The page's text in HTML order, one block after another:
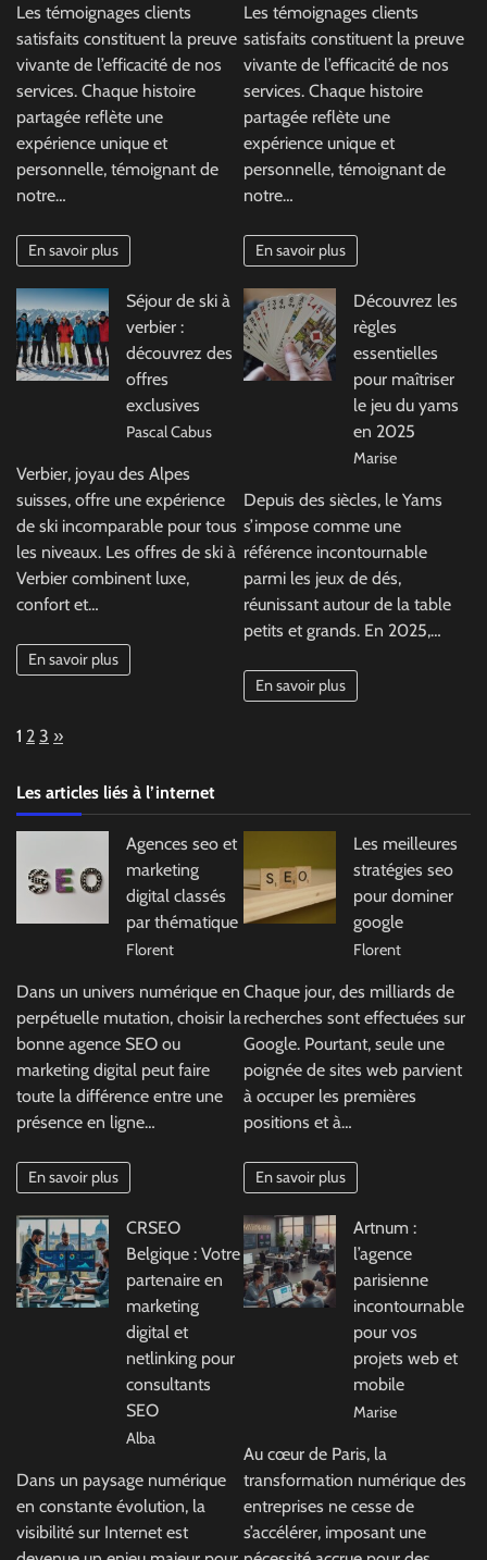
Les témoignages clients
satisfaits constituent la preuve
vivante de l’efficacité de nos
services. Chaque histoire
partagée reflète une
expérience unique et
personnelle, témoignant de
notre…
En savoir plus
Les témoignages clients
satisfaits constituent la preuve
vivante de l’efficacité de nos
services. Chaque histoire
partagée reflète une
expérience unique et
personnelle, témoignant de
notre…
En savoir plus
Séjour de ski à
verbier :
découvrez des
offres
exclusives
Pascal Cabus
Verbier, joyau des Alpes
suisses, offre une expérience
de ski incomparable pour tous
les niveaux. Les offres de ski à
Verbier combinent luxe,
confort et…
En savoir plus
Découvrez les
règles
essentielles
pour maîtriser
le jeu du yams
en 2025
Marise
Depuis des siècles, le Yams
s’impose comme une
référence incontournable
parmi les jeux de dés,
réunissant autour de la table
petits et grands. En 2025,…
En savoir plus
Page:
1 2 3 Next
»
Les articles liés à l’internet
Agences seo et
marketing
digital classés
par thématique
Florent
Dans un univers numérique en
perpétuelle mutation, choisir la
bonne agence SEO ou
marketing digital peut faire
toute la différence entre une
présence en ligne…
En savoir plus
Les meilleures
stratégies seo
pour dominer
google
Florent
Chaque jour, des milliards de
recherches sont effectuées sur
Google. Pourtant, seule une
poignée de sites web parvient
à occuper les premières
positions et à…
En savoir plus
CRSEO
Belgique : Votre
partenaire en
marketing
digital et
netlinking pour
consultants
SEO
Alba
Dans un paysage numérique
en constante évolution, la
visibilité sur Internet est
Artnum :
l’agence
parisienne
incontournable
pour vos
projets web et
mobile
Marise
Au cœur de Paris, la
transformation numérique des
entreprises ne cesse de
s’accélérer, imposant une